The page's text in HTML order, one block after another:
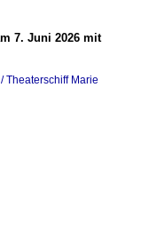
7. Juni 2026 mit
Theaterschiff Marie